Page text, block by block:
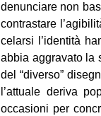
denunciare non
contrastare
celarsi l’identità
abbia aggravato la
del “diverso”
l’attuale deriva
occasioni per